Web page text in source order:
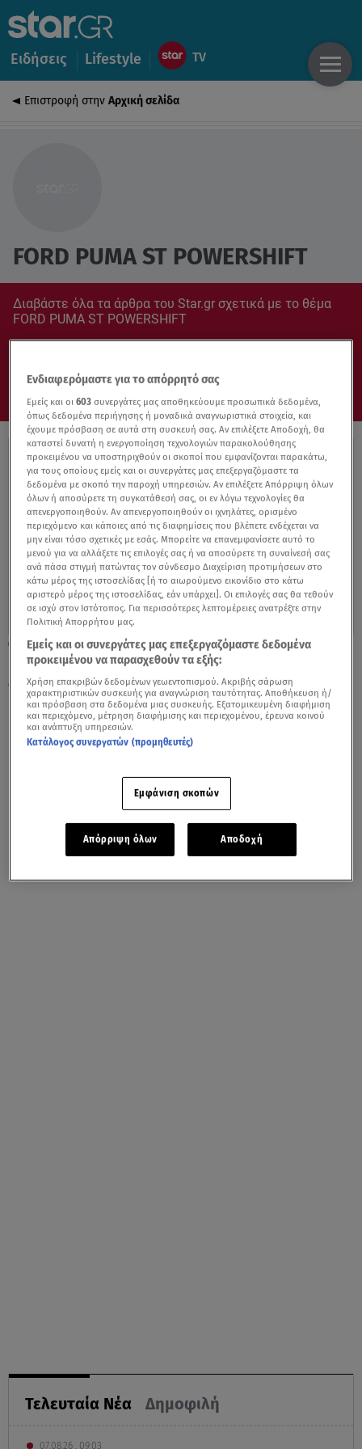
Ειδήσεις Lifestyle
Επιστροφή στην Αρχική σελίδα
FORD PUMA ST POWERSHIFT
Διαβάστε όλα τα άρθρα του Star.gr σχετικά με το θέμα
FORD PUMA ST POWERSHIFT
08.03.23, 18:27
Ford Puma ST Powershift: Σας διευκολύνει
στην οδήγηση
Τελευταία Νέα Δημοφιλή
07.08.26 , 09:03
Ενδιαφερόμαστε για το απόρρητό σας
Εμείς και οι603 συνεργάτες μας αποθηκεύουμε προσωπικά δεδομένα,
όπως δεδομένα περιήγησης ή μοναδικά αναγνωριστικά στοιχεία, και
έχουμε πρόσβαση σε αυτά στη συσκευή σας. Αν επιλέξετε Αποδοχή, θα
καταστεί δυνατή η ενεργοποίηση τεχνολογιών παρακολούθησης
προκειμένου να υποστηριχθούν οι σκοποί που εμφανίζονται παρακάτω,
για τους οποίους εμείς και οι συνεργάτες μας επεξεργαζόμαστε τα
δεδομένα με σκοπό την παροχή υπηρεσιών. Αν επιλέξετε Απόρριψη όλων
όλων ή αποσύρετε τη συγκατάθεσή σας, οι εν λόγω τεχνολογίες θα
απενεργοποιηθούν. Αν απενεργοποιηθούν οι ιχνηλάτες, ορισμένο
περιεχόμενο και κάποιες από τις διαφημίσεις που βλέπετε ενδέχεται να
μην είναι τόσο σχετικές με εσάς. Μπορείτε να επανεμφανίσετε αυτό το
μενού για να αλλάξετε τις επιλογές σας ή να αποσύρετε τη συναίνεσή σας
ανά πάσα στιγμή πατώντας τον σύνδεσμο Διαχείριση προτιμήσεων στο
κάτω μέρος της ιστοσελίδας [ή το αιωρούμενο εικονίδιο στο κάτω
αριστερό μέρος της ιστοσελίδας, εάν υπάρχει]. Οι επιλογές σας θα τεθούν
σε ισχύ στον Ιστότοπος. Για περισσότερες λεπτομέρειες ανατρέξτε στην
Πολιτική Απορρήτου μας.
Εμείς και οι συνεργάτες μας επεξεργαζόμαστε δεδομένα
προκειμένου να παρασχεθούν τα εξής:
Χρήση επακριβών δεδομένων γεωεντοπισμού. Ακριβής σάρωση
χαρακτηριστικών συσκευής για αναγνώριση ταυτότητας. Αποθήκευση ή/
και πρόσβαση στα δεδομένα μιας συσκευής. Εξατομικευμένη διαφήμιση
και περιεχόμενο, μέτρηση διαφήμισης και περιεχομένου, έρευνα κοινού
και ανάπτυξη υπηρεσιών.
Κατάλογος συνεργατών (προμηθευτές)
Εμφάνιση σκοπών
Απόρριψη όλων Αποδοχή